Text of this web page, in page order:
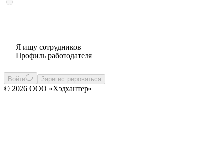
Я ищу сотрудников
Профиль работодателя
Войти Зарегистрироваться
© 2026 ООО «Хэдхантер»